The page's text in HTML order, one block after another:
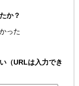
か？
った
（URLは入力でき